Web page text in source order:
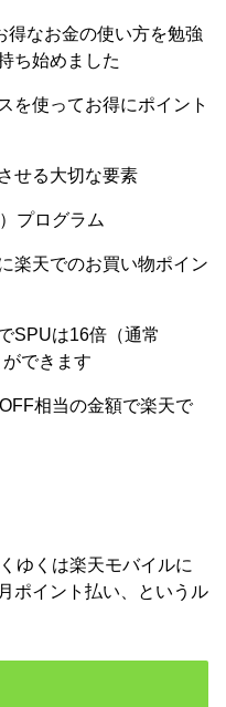
得なお金の使い方を勉強
ち始めました
を使ってお得にポイント
せる大切な要素
プログラム
楽天でのお買い物ポイン
SPUは16倍（通常
できます
相当の金額で楽天で
ゆくは楽天モバイルに
ポイント払い、というル